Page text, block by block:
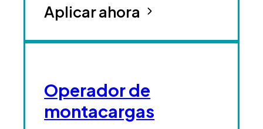
Aplicar ahora
Operador de
montacargas